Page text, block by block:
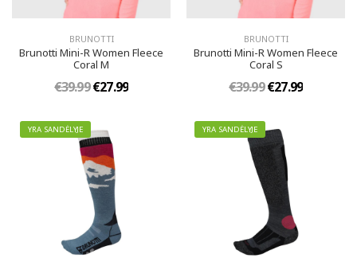
BRUNOTTI
Brunotti Mini-R Women Fleece
Coral M
€39.99€27.99
BRUNOTTI
Brunotti Mini-R Women Fleece
Coral S
€39.99€27.99
YRA SANDĖLYJE YRA SANDĖLYJE